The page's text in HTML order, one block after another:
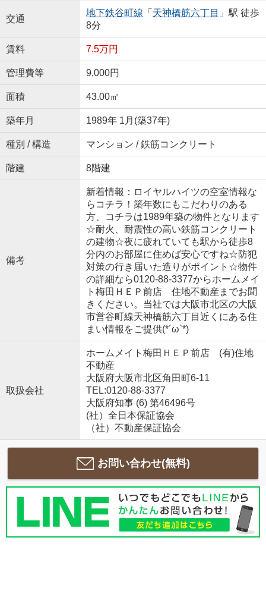
交通
地下鉄谷町線 「 天神橋筋六丁目 」駅 徒歩
8分
賃料 7.5万円
管理費等 9,000円
面積 43.00㎡
築年月 1989年 1月(築37年)
種別 / 構造 マンション / 鉄筋コンクリート
階建 8階建
備考
新着情報：ロイヤルハイツの空室情報な
らコチラ！築年数にもこだわりのある
方、コチラは1989年築の物件となります
☆耐火、耐震性の高い鉄筋コンクリート
の建物☆夜に疲れていても駅から徒歩8
分内のお部屋に住めば安心ですね☆防犯
対策の行き届いた造りがポイント☆物件
の詳細なら0120-88-3377からホームメイ
ト梅田ＨＥＰ前店 住地不動産までお聞
きください。当社では大阪市北区の大阪
市営谷町線天神橋筋六丁目近くにある住
まい情報をご提供(*´ω`*)
取扱会社
ホームメイト梅田ＨＥＰ前店 (有)住地
不動産
大阪府大阪市北区角田町6-11
TEL:0120-88-3377
大阪府知事 (6) 第46496号
(社）全日本保証協会
（社）不動産保証協会
お問い合わせ(無料)